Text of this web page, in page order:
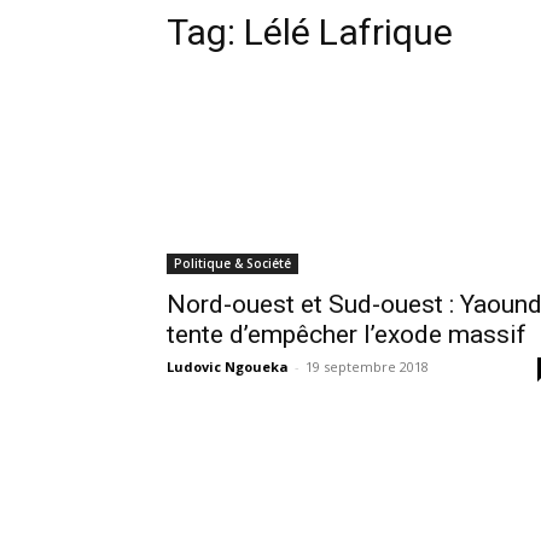
Tag: Lélé Lafrique
Politique & Société
Nord-ouest et Sud-ouest :
tente d’empêcher l’exode massif
Ludovic Ngoueka - 19 septembre 2018